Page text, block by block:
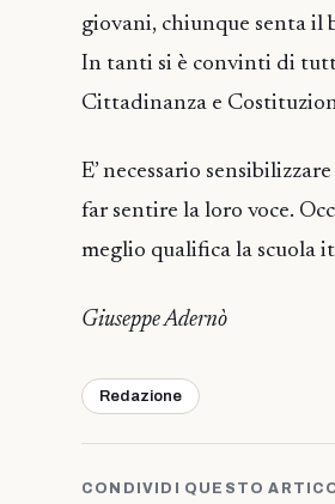
giovani, chiunque senta il
In tanti si è convinti di
Cittadinanza e
E’ necessario
far sentire la loro voce.
meglio qualifica la scuola
Giuseppe Adernò
Redazione
CONDIVIDI QUESTO